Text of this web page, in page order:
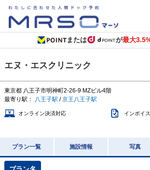
または が最大
エヌ・エスクリニック
東京都 八王子市明神町2-26-9 MZビル4階
最寄り駅： 八王子駅 /京王八王子駅
オンライン決済対応 インボイ
プラン一覧 施設情報 写真